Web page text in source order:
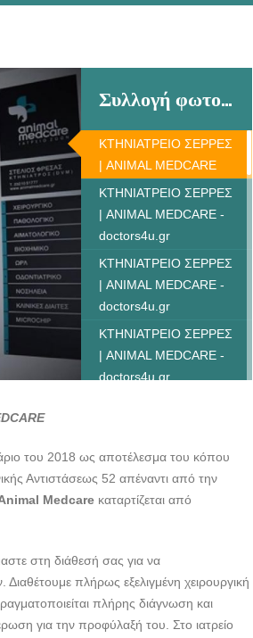
Συλλογή φωτογραφιών
ΚΤΗΝΙΑΤΡΕΙΟ ΣΕΡΡΕΣ
| ANIMAL MEDCARE
ΚΤΗΝΙΑΤΡΕΙΟ ΣΕΡΡΕΣ
| ANIMAL MEDCARE -
doctors4u.gr
ΚΤΗΝΙΑΤΡΕΙΟ ΣΕΡΡΕΣ
| ANIMAL MEDCARE -
doctors4u.gr
ΚΤΗΝΙΑΤΡΕΙΟ ΣΕΡΡΕΣ
| ANIMAL MEDCARE -
doctors4u.gr
ΚΤΗΝΙΑΤΡΕΙΟ ΣΕΡΡΕΣ
| ANIMAL MEDCARE -
| ANIMAL MEDCARE -
doctors4u.gr
του 2018 ως αποτέλεσμα του κόπου
Αντιστάσεως 52 απέναντι από την
Medcare καταρτίζεται από
στη διάθεσή σας για να
πλήρως εξελιγμένη χειρουργική
πλήρης διάγνωση και
για την προφύλαξή του. Στο ιατρείο